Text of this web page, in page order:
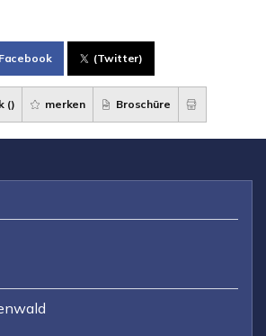
Facebook (Twitter)
() merken Broschüre